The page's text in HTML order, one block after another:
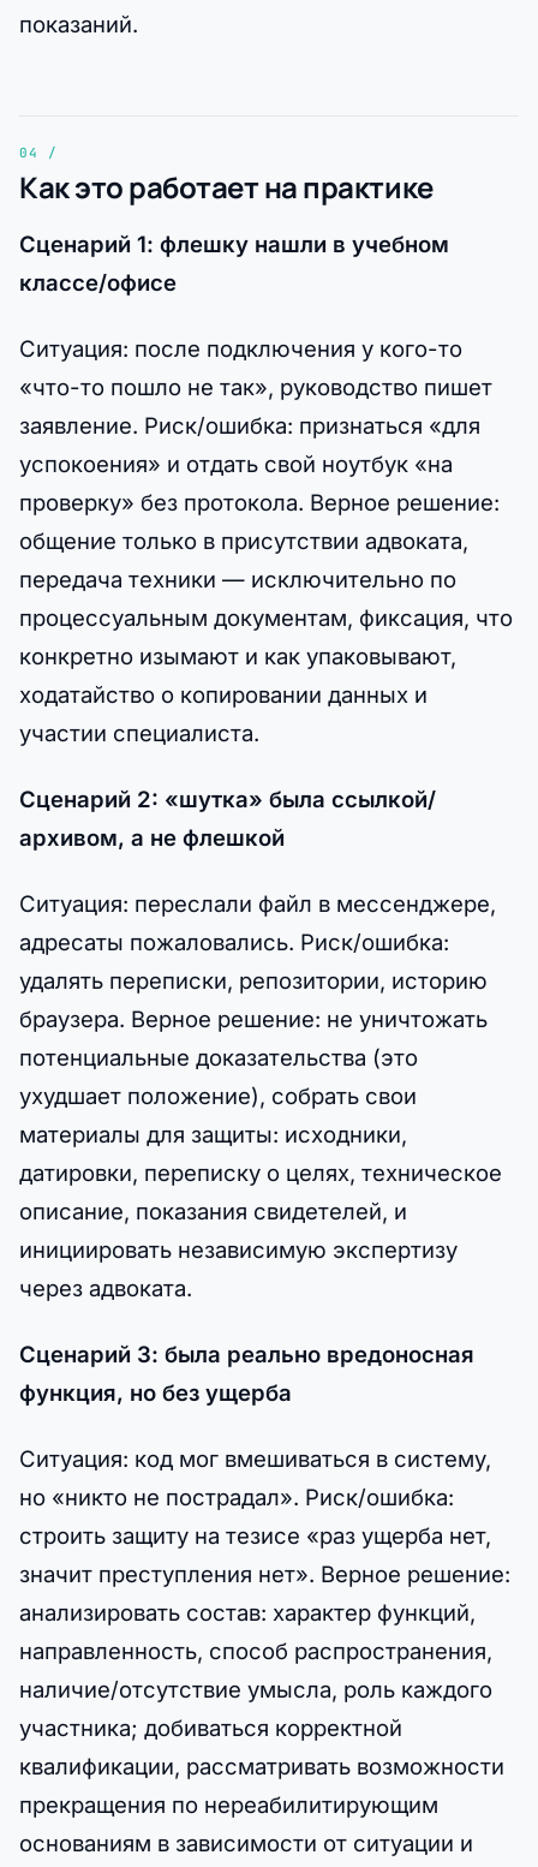
показаний.
Как это работает на практике
Сценарий 1: флешку нашли в учебном
классе/офисе
Ситуация: после подключения у кого-то
«что-то пошло не так», руководство пишет
заявление. Риск/ошибка: признаться «для
успокоения» и отдать свой ноутбук «на
проверку» без протокола. Верное решение:
общение только в присутствии адвоката,
передача техники — исключительно по
процессуальным документам, фиксация, что
конкретно изымают и как упаковывают,
ходатайство о копировании данных и
участии специалиста.
Сценарий 2: «шутка» была ссылкой/
архивом, а не флешкой
Ситуация: переслали файл в мессенджере,
адресаты пожаловались. Риск/ошибка:
удалять переписки, репозитории, историю
браузера. Верное решение: не уничтожать
потенциальные доказательства (это
ухудшает положение), собрать свои
материалы для защиты: исходники,
датировки, переписку о целях, техническое
описание, показания свидетелей, и
инициировать независимую экспертизу
через адвоката.
Сценарий 3: была реально вредоносная
функция, но без ущерба
Ситуация: код мог вмешиваться в систему,
но «никто не пострадал». Риск/ошибка:
строить защиту на тезисе «раз ущерба нет,
значит преступления нет». Верное решение:
анализировать состав: характер функций,
направленность, способ распространения,
наличие/отсутствие умысла, роль каждого
участника; добиваться корректной
квалификации, рассматривать возможности
прекращения по нереабилитирующим
основаниям в зависимости от ситуации и